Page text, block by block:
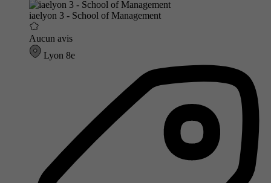
iaelyon 3 - School of Management
Aucun avis
Lyon 8e